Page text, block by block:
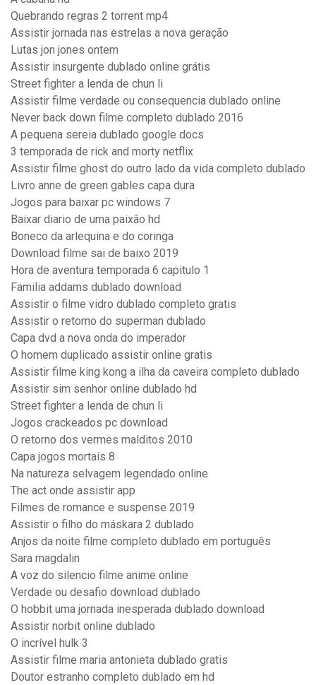
Quebrando regras 2 torrent mp4
Assistir jornada nas estrelas a nova geração
Lutas jon jones ontem
Assistir insurgente dublado online grátis
Street fighter a lenda de chun li
Assistir filme verdade ou consequencia dublado online
Never back down filme completo dublado 2016
A pequena sereia dublado google docs
3 temporada de rick and morty netflix
Assistir filme ghost do outro lado da vida completo dublado
Livro anne de green gables capa dura
Jogos para baixar pc windows 7
Baixar diario de uma paixão hd
Boneco da arlequina e do coringa
Download filme sai de baixo 2019
Hora de aventura temporada 6 capitulo 1
Familia addams dublado download
Assistir o filme vidro dublado completo gratis
Assistir o retorno do superman dublado
Capa dvd a nova onda do imperador
O homem duplicado assistir online gratis
Assistir filme king kong a ilha da caveira completo dublado
Assistir sim senhor online dublado hd
Street fighter a lenda de chun li
Jogos crackeados pc download
O retorno dos vermes malditos 2010
Capa jogos mortais 8
Na natureza selvagem legendado online
The act onde assistir app
Filmes de romance e suspense 2019
Assistir o filho do máskara 2 dublado
Anjos da noite filme completo dublado em português
Sara magdalin
A voz do silencio filme anime online
Verdade ou desafio download dublado
O hobbit uma jornada inesperada dublado download
Assistir norbit online dublado
O incrível hulk 3
Assistir filme maria antonieta dublado gratis
Doutor estranho completo dublado em hd